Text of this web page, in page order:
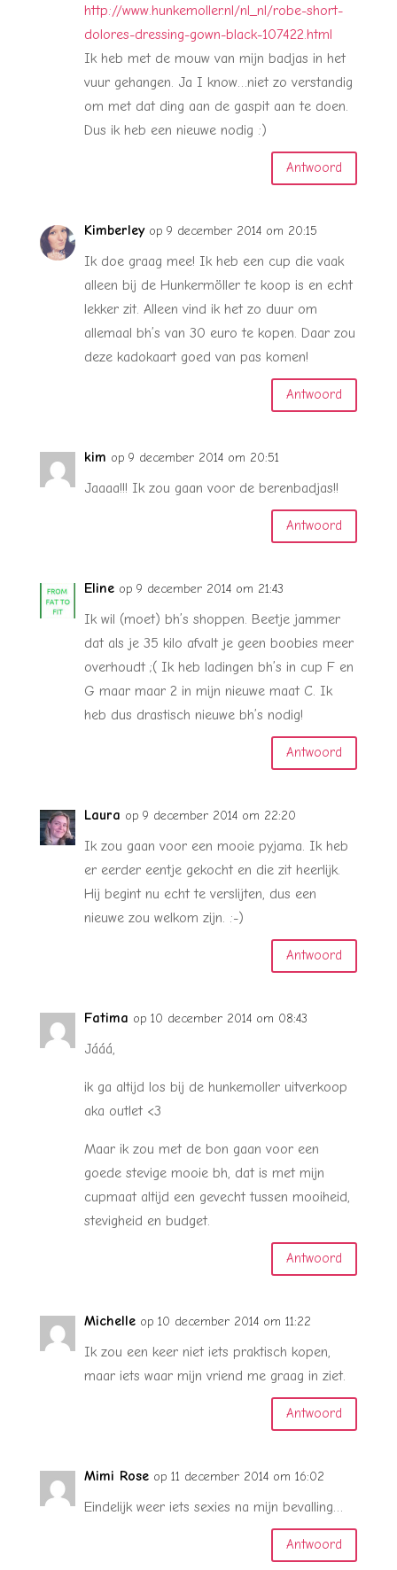
http://www.hunkemoller.nl/nl_nl/robe-short-
dolores-dressing-gown-black-107422.html
Ik heb met de mouw van mijn badjas in het
vuur gehangen. Ja I know…niet zo verstandig
om met dat ding aan de gaspit aan te doen.
Dus ik heb een nieuwe nodig :)
Antwoord
Kimberley op 9 december 2014 om 20:15
Ik doe graag mee! Ik heb een cup die vaak
alleen bij de Hunkermöller te koop is en echt
lekker zit. Alleen vind ik het zo duur om
allemaal bh’s van 30 euro te kopen. Daar zou
deze kadokaart goed van pas komen!
Antwoord
kim op 9 december 2014 om 20:51
Jaaaa!!! Ik zou gaan voor de berenbadjas!!
Antwoord
Eline op 9 december 2014 om 21:43
Ik wil (moet) bh’s shoppen. Beetje jammer
dat als je 35 kilo afvalt je geen boobies meer
overhoudt ;( Ik heb ladingen bh’s in cup F en
G maar maar 2 in mijn nieuwe maat C. Ik
heb dus drastisch nieuwe bh’s nodig!
Antwoord
Laura op 9 december 2014 om 22:20
Ik zou gaan voor een mooie pyjama. Ik heb
er eerder eentje gekocht en die zit heerlijk.
Hij begint nu echt te verslijten, dus een
nieuwe zou welkom zijn. :-)
Antwoord
Fatima op 10 december 2014 om 08:43
Jááá,
ik ga altijd los bij de hunkemoller uitverkoop
aka outlet <3
Maar ik zou met de bon gaan voor een
goede stevige mooie bh, dat is met mijn
cupmaat altijd een gevecht tussen mooiheid,
stevigheid en budget.
Antwoord
Michelle op 10 december 2014 om 11:22
Ik zou een keer niet iets praktisch kopen,
maar iets waar mijn vriend me graag in ziet.
Antwoord
Mimi Rose op 11 december 2014 om 16:02
Eindelijk weer iets sexies na mijn bevalling…
Antwoord